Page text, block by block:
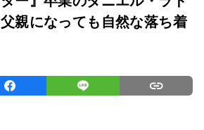
親になっても自然な落ち着